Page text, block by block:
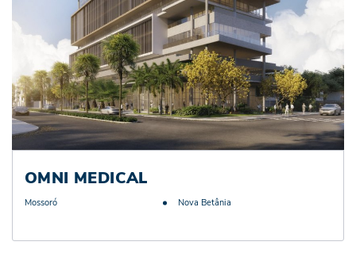
OMNI MEDICAL
Mossoró Nova Betânia